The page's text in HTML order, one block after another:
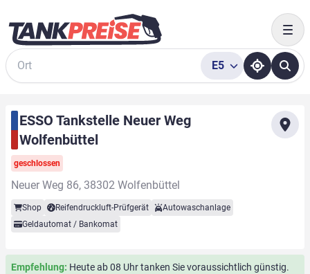
Suche
E5
ESSO Tankstelle Neuer Weg
Wolfenbüttel
geschlossen
Neuer Weg 86, 38302 Wolfenbüttel
Shop Reifendruckluft-Prüfgerät
Autowaschanlage
Geldautomat / Bankomat
Empfehlung: Heute ab 08 Uhr tanken Sie voraussichtlich günstig.